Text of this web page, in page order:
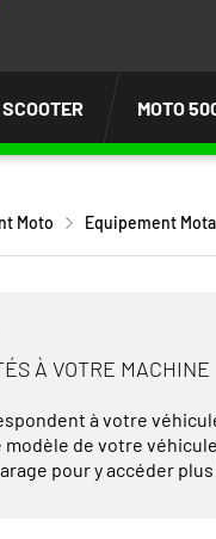
SCOOTER MOTO
Moto Equipement
À VOTRE MACHINE
à votre
de votre
pour y accéder plus